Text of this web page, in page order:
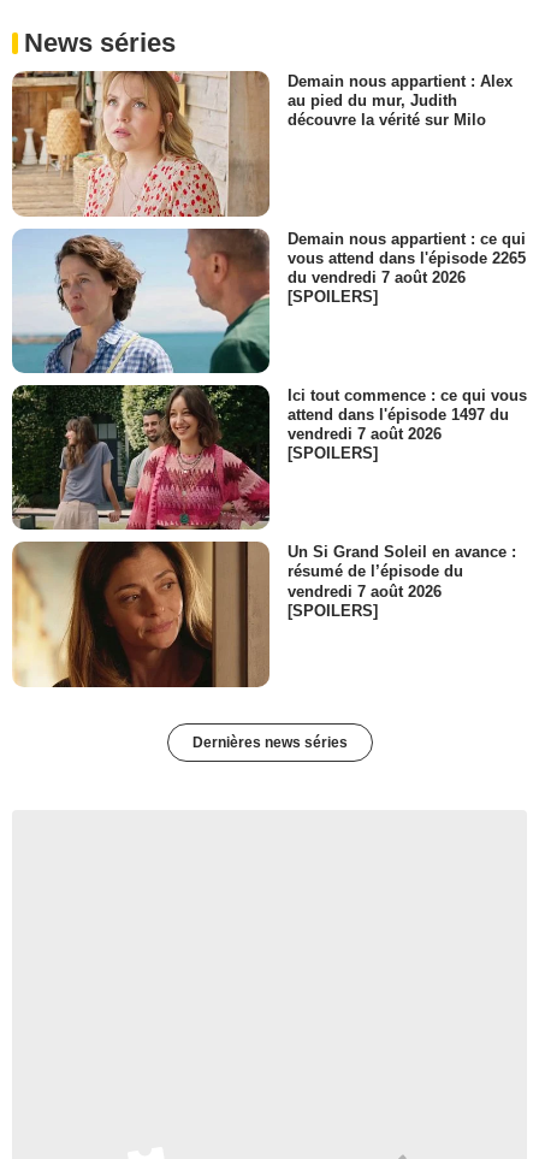
News séries
Demain nous appartient : Alex
au pied du mur, Judith
découvre la vérité sur Milo
Demain nous appartient : ce qui
vous attend dans l'épisode 2265
du vendredi 7 août 2026
[SPOILERS]
Ici tout commence : ce qui vous
attend dans l'épisode 1497 du
vendredi 7 août 2026
[SPOILERS]
Un Si Grand Soleil en avance :
résumé de l’épisode du
vendredi 7 août 2026
[SPOILERS]
Dernières news séries